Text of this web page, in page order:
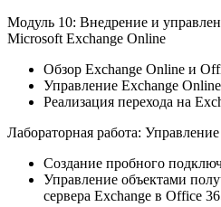
Модуль 10: Внедрение и
Microsoft Exchange Online
Обзор Exchange Online и
Управление Exchange Online
Реализация перехода на
Лабораторная работа:
Создание пробного
Управление объектами
сервера Exchange в Office